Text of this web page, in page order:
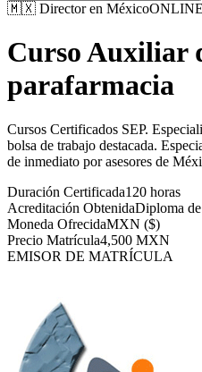
🇲🇽 Director en México
Curso Auxiliar
parafarmacia
Cursos Certificados SEP.
bolsa de trabajo destacada.
de inmediato por asesores de
Duración Certificada120 horas
Acreditación ObtenidaDiploma
Moneda OfrecidaMXN ($)
Precio Matrícula4,500 MXN
EMISOR DE MATRÍCULA